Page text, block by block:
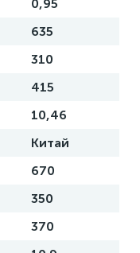
0,95
635
310
415
10,46
Китай
670
350
370